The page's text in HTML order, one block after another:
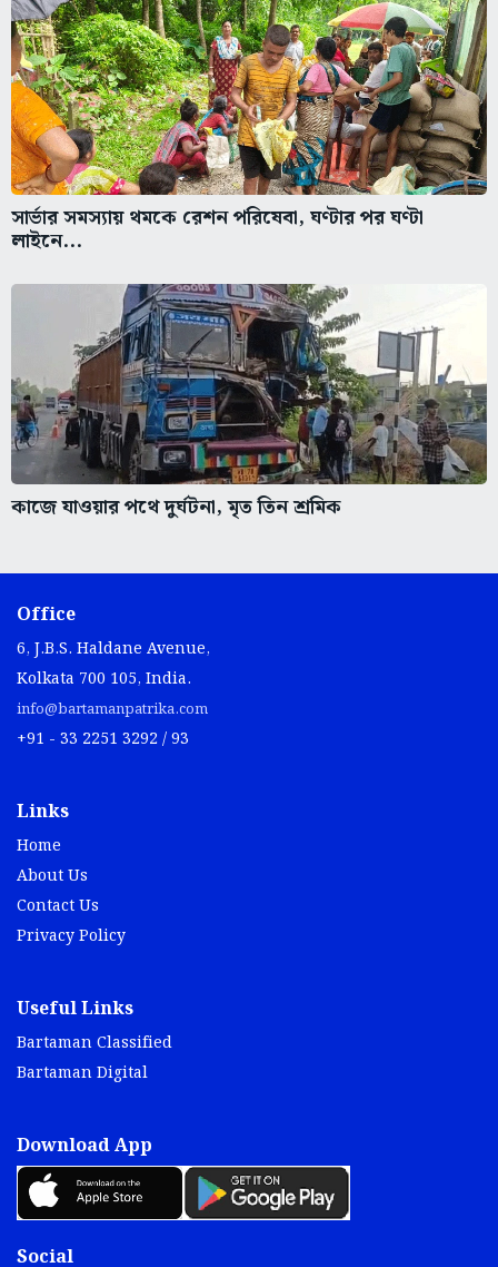
সার্ভার সমস্যায় থমকে রেশন পরিষেবা, ঘণ্টার পর ঘণ্টা
লাইনে...
কাজে যাওয়ার পথে দুর্ঘটনা, মৃত তিন শ্রমিক
Office
6, J.B.S. Haldane Avenue,
Kolkata 700 105, India.
info@bartamanpatrika.com
+91 - 33 2251 3292 / 93
Links
Home
About Us
Contact Us
Privacy Policy
Useful Links
Bartaman Classified
Bartaman Digital
Download App
Social